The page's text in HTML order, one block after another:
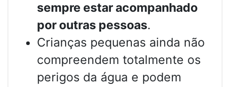
sempre estar acompanhado
por outras pessoas.
Crianças pequenas ainda não
compreendem totalmente os
perigos da água e podem